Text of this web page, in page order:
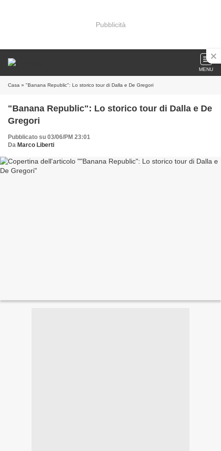
Pubblicità
MENU
Casa » "Banana Republic": Lo storico tour di Dalla e De Gregori
"Banana Republic": Lo storico tour di Dalla e De
Gregori
Pubblicato su 03/06/PM 23:01
Da Marco Liberti